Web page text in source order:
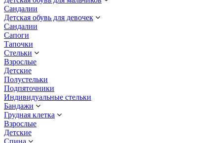
Сандалии
Детская обувь для девочек
Сандалии
Сапоги
Тапочки
Стельки
Взрослые
Детские
Полустельки
Подпяточники
Индивидуальные стельки
Бандажи
Грудная клетка
Взрослые
Детские